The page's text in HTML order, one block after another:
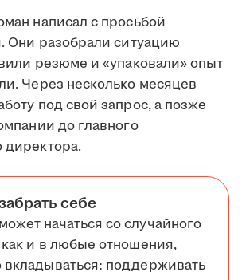
написал с просьбой
Они разобрали ситуацию
резюме и «упаковали» опыт
Через несколько месяцев
под свой запрос, а позже
до главного
директора.
себе
начаться со случайного
и в любые отношения,
вкладываться: поддерживать